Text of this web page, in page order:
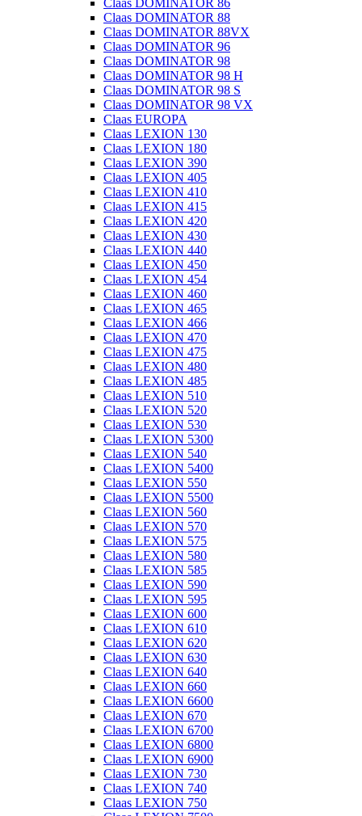
Claas DOMINATOR 86
Claas DOMINATOR 88
Claas DOMINATOR 88VX
Claas DOMINATOR 96
Claas DOMINATOR 98
Claas DOMINATOR 98 H
Claas DOMINATOR 98 S
Claas DOMINATOR 98 VX
Claas EUROPA
Claas LEXION 130
Claas LEXION 180
Claas LEXION 390
Claas LEXION 405
Claas LEXION 410
Claas LEXION 415
Claas LEXION 420
Claas LEXION 430
Claas LEXION 440
Claas LEXION 450
Claas LEXION 454
Claas LEXION 460
Claas LEXION 465
Claas LEXION 466
Claas LEXION 470
Claas LEXION 475
Claas LEXION 480
Claas LEXION 485
Claas LEXION 510
Claas LEXION 520
Claas LEXION 530
Claas LEXION 5300
Claas LEXION 540
Claas LEXION 5400
Claas LEXION 550
Claas LEXION 5500
Claas LEXION 560
Claas LEXION 570
Claas LEXION 575
Claas LEXION 580
Claas LEXION 585
Claas LEXION 590
Claas LEXION 595
Claas LEXION 600
Claas LEXION 610
Claas LEXION 620
Claas LEXION 630
Claas LEXION 640
Claas LEXION 660
Claas LEXION 6600
Claas LEXION 670
Claas LEXION 6700
Claas LEXION 6800
Claas LEXION 6900
Claas LEXION 730
Claas LEXION 740
Claas LEXION 750